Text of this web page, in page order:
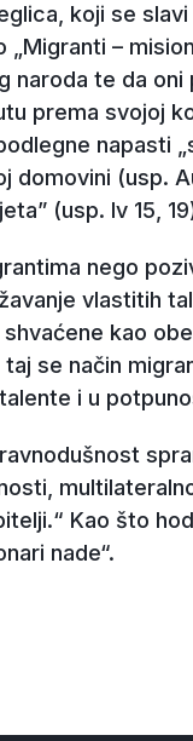
koji se
–
te da oni
prema svojoj
napasti
domovini (usp.
(usp. Iv 15,
nego
vlastitih
kao
se način
i u
Kao što
nade“.